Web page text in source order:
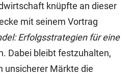
knüpfte an dieser
mit seinem Vortrag
Erfolgsstrategien für eine
Dabei bleibt festzuhalten,
unsicherer Märkte die